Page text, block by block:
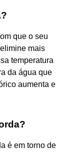
que o seu
mais
temperatura
da água que
aumenta e
é em torno de